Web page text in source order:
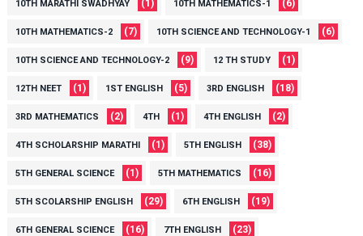
10TH MARATHI SWADHYAY (1) 10TH MATHEMATICS-1 (6)
10TH MATHEMATICS-2 (7) 10TH SCIENCE AND TECHNOLOGY-1 (6)
10TH SCIENCE AND TECHNOLOGY-2 (9) 12 TH STUDY (1)
12TH NEET (1) 1ST ENGLISH (5) 3RD ENGLISH (18)
3RD MATHEMATICS (2) 4TH (1) 4TH ENGLISH (2)
4TH SCHOLARSHIP MARATHI (1) 5TH ENGLISH (38)
5TH GENERAL SCIENCE (1) 5TH MATHEMATICS (16)
5TH SCOLARSHIP ENGLISH (29) 6TH ENGLISH (19)
6TH GENERAL SCIENCE (16) 7TH ENGLISH (23)